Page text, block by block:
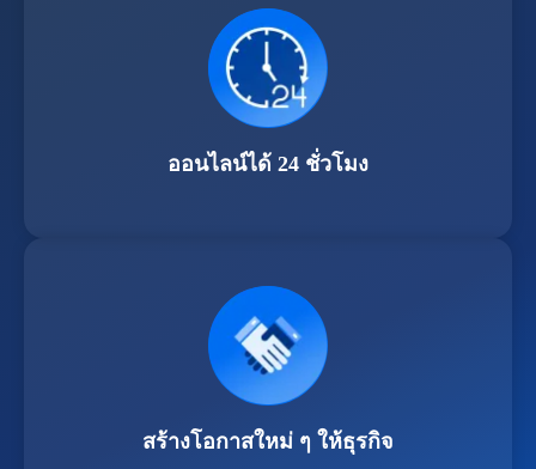
ออนไลน์ได้ 24 ชั่วโมง
สร้างโอกาสใหม่ ๆ ให้ธุรกิจ